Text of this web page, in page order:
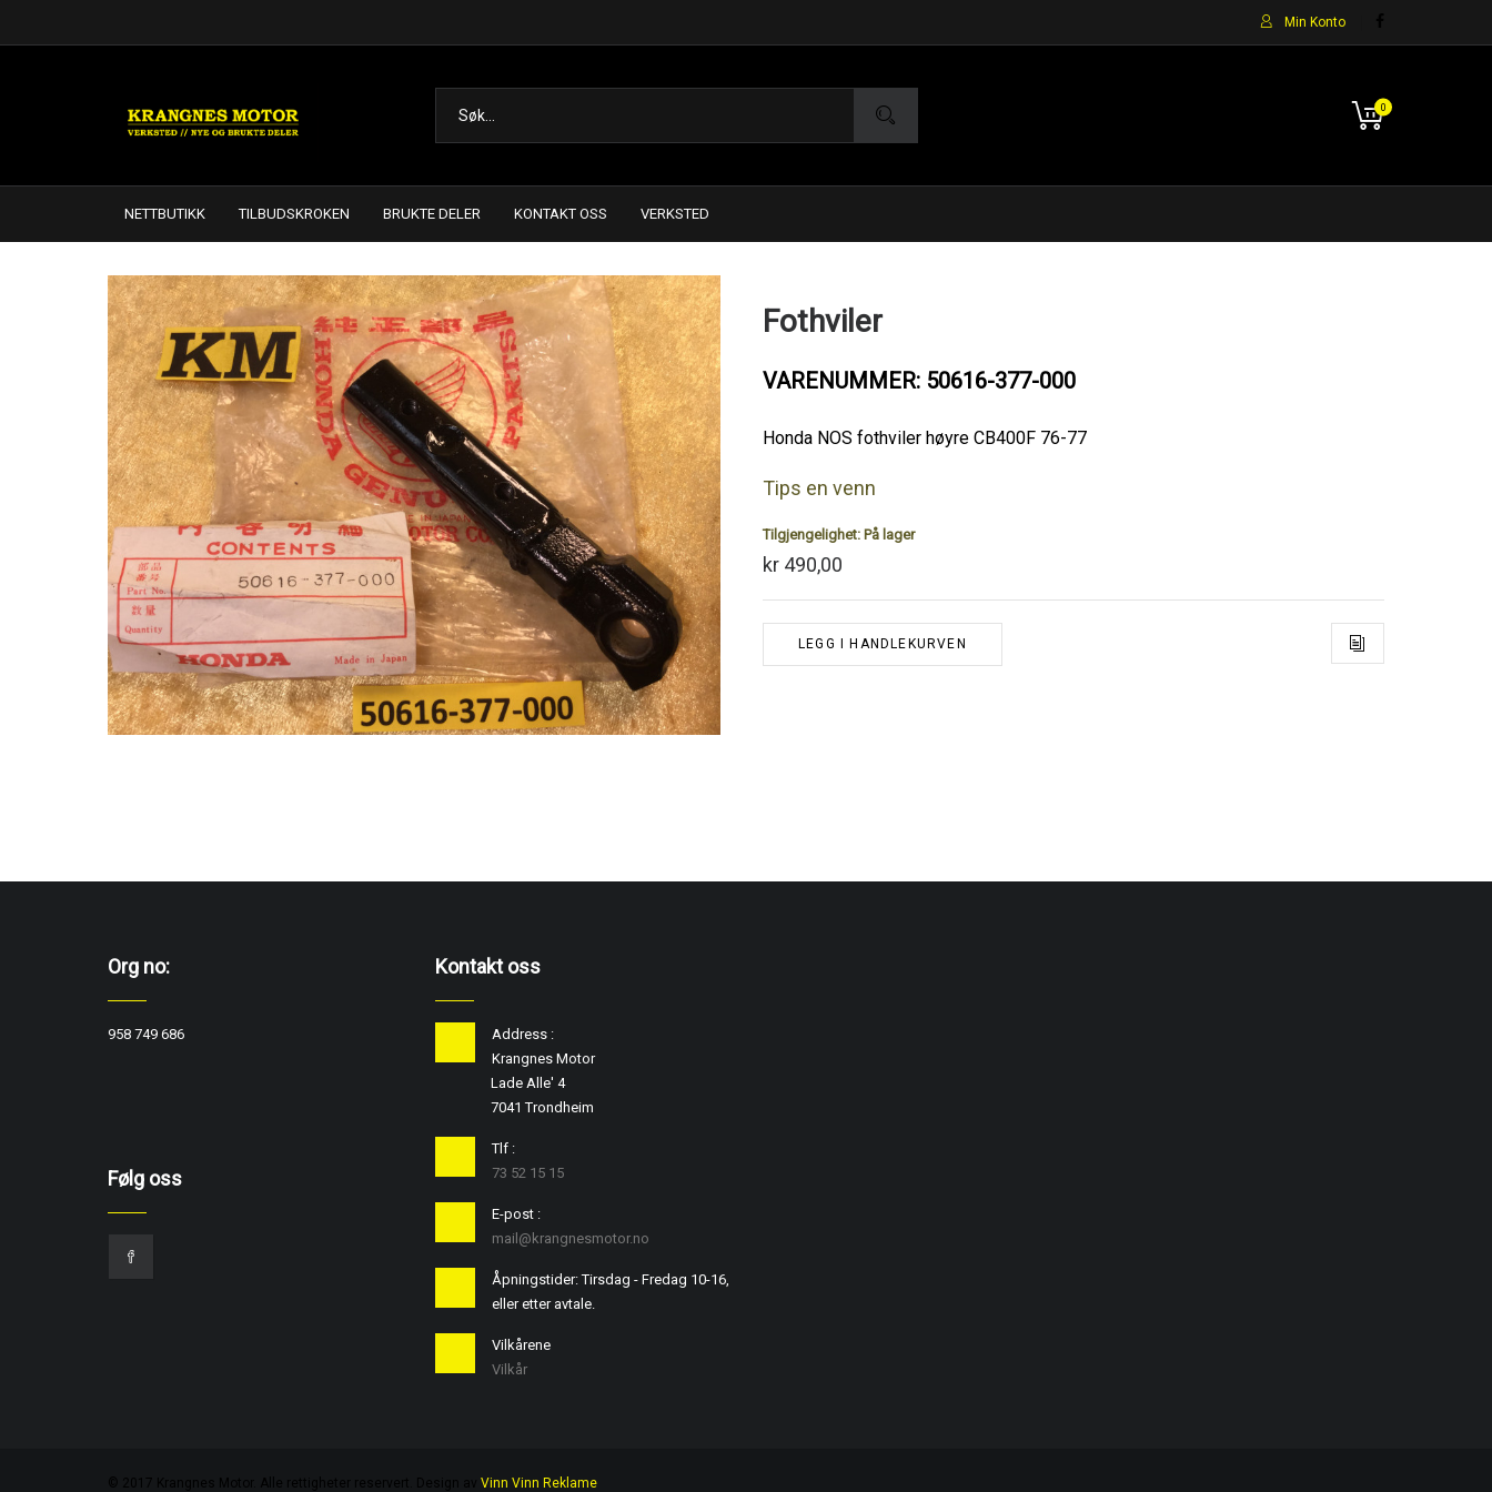
Min Konto
0
NETTBUTIKK TILBUDSKROKEN BRUKTE DELER KONTAKT OSS VERKSTED
Fothviler
VARENUMMER: 50616-377-000
Honda NOS fothviler høyre CB400F 76-77
Tips en venn
Tilgjengelighet: På lager
kr 490,00
LEGG I HANDLEKURVEN
Org no:
958 749 686
Følg oss
Kontakt oss
Address :
Krangnes Motor
Lade Alle' 4
7041 Trondheim
Tlf :
73 52 15 15
E-post :
mail@krangnesmotor.no
Åpningstider: Tirsdag - Fredag 10-16,
eller etter avtale.
Vilkårene
Vilkår
© 2017 Krangnes Motor. Alle rettigheter reservert. Design av Vinn Vinn Reklame